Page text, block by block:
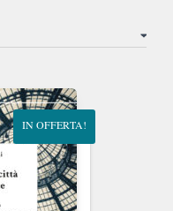
IN OFFERTA!